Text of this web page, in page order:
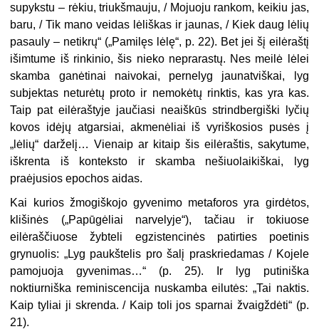
supykstu – rėkiu, triukšmauju, / Mojuoju rankom, keikiu jas,
baru, / Tik mano veidas lėliškas ir jaunas, / Kiek daug lėlių
pasauly – netikrų“ („Pamilęs lėlę“, p. 22). Bet jei šį eilėraštį
išimtume iš rinkinio, šis nieko neprarastų. Nes meilė lėlei
skamba ganėtinai naivokai, pernelyg jaunatviškai, lyg
subjektas neturėtų proto ir nemokėtų rinktis, kas yra kas.
Taip pat eilėraštyje jaučiasi neaiškūs strindbergiški lyčių
kovos idėjų atgarsiai, akmenėliai iš vyriškosios pusės į
„lėlių“ darželį… Vienaip ar kitaip šis eilėraštis, sakytume,
iškrenta iš konteksto ir skamba nešiuolaikiškai, lyg
praėjusios epochos aidas.
Kai kurios žmogiškojo gyvenimo metaforos yra girdėtos,
klišinės („Papūgėliai narvelyje“), tačiau ir tokiuose
eilėraščiuose žybteli egzistencinės patirties poetinis
grynuolis: „Lyg paukštelis pro šalį praskriedamas / Kojele
pamojuoja gyvenimas…“ (p. 25). Ir lyg putiniška
noktiurniška reminiscencija nuskamba eilutės: „Tai naktis.
Kaip tyliai ji skrenda. / Kaip toli jos sparnai žvaigždėti“ (p.
21).